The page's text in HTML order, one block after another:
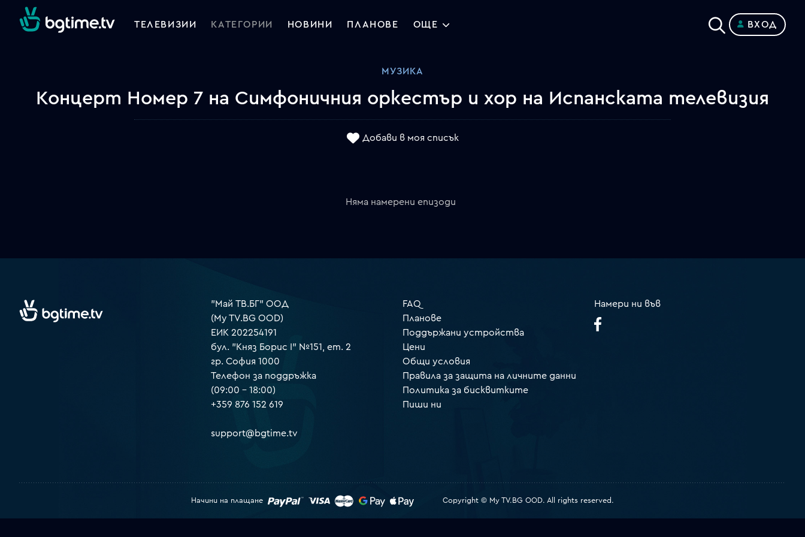
ТЕЛЕВИЗИИ КАТЕГОРИИ НОВИНИ ПЛАНОВЕ ОЩЕ ВХОД
МУЗИКА
Концерт Номер 7 на Симфоничния оркестър и хор на Испанската телевизия
Добави в моя списък
Няма намерени епизоди
"Май ТВ.БГ" ООД
(My TV.BG OOD)
ЕИК 202254191
бул. "Княз Борис I" №151, ет. 2
гр. София 1000
Телефон за поддръжка
(09:00 – 18:00)
+359 876 152 619
support@bgtime.tv
FAQ
Планове
Поддържани устройства
Цени
Общи условия
Правила за защита на личните данни
Политика за бисквитките
Пиши ни
Намери ни във
Начини на плащане Copyright © My TV.BG OOD. All rights reserved.